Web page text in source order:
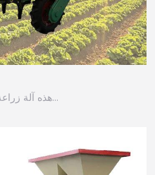
هذه آلة زراعة ذاتية الدفع، تُستخدم بشكل رئيسي لـ…